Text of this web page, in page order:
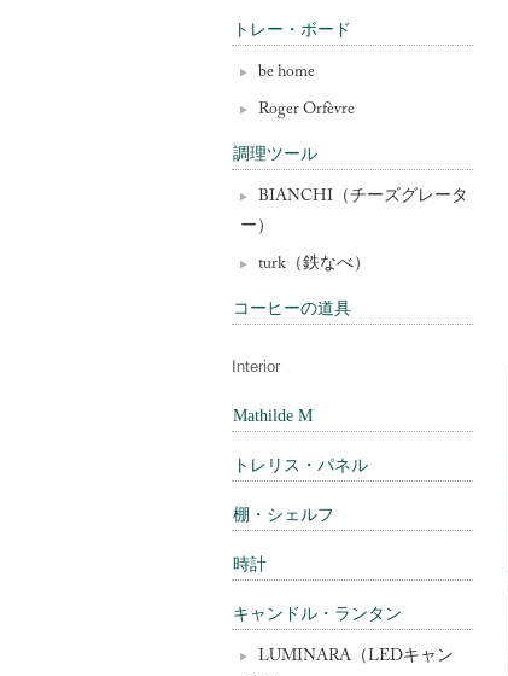
トレー・ボード
be home
Roger Orfèvre
調理ツール
BIANCHI（チーズグレータ
ー）
turk（鉄なべ）
コーヒーの道具
Interior
Mathilde M
トレリス・パネル
棚・シェルフ
時計
キャンドル・ランタン
LUMINARA（LEDキャン